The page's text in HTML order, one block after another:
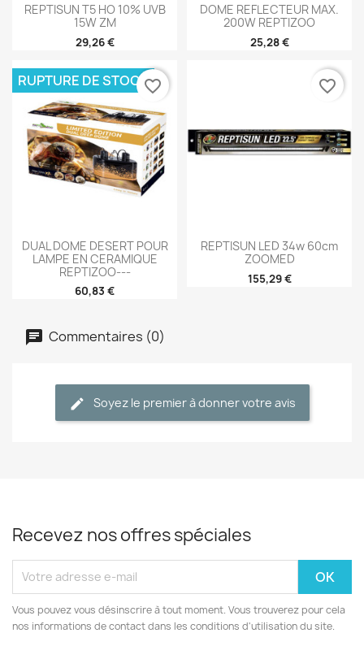
REPTISUN T5 HO 10% UVB
15W ZM
29,26 €
DOME REFLECTEUR MAX.
200W REPTIZOO
25,28 €
DUAL DOME DESERT POUR
LAMPE EN CERAMIQUE
REPTIZOO---
60,83 €
RUPTURE DE STOCKfavorite_border
REPTISUN LED 34w 60cm
ZOOMED
155,29 €
favorite_border
Commentaires (0)
Soyez le premier à donner votre avis
Recevez nos offres spéciales
Vous pouvez vous désinscrire à tout moment. Vous trouverez pour cela
nos informations de contact dans les conditions d'utilisation du site.